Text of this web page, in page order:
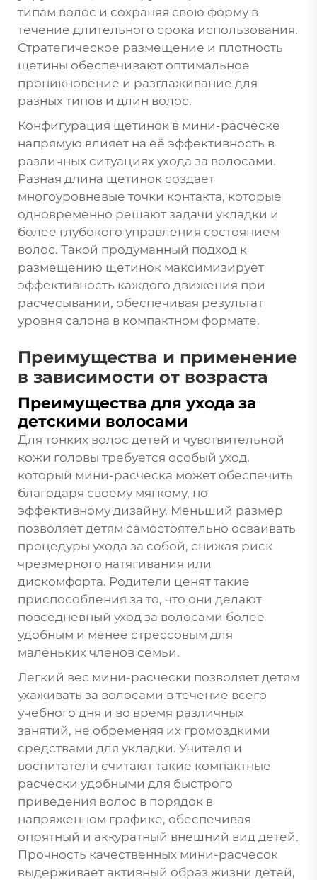
типам волос и сохраняя свою форму в
течение длительного срока использования.
Стратегическое размещение и плотность
щетины обеспечивают оптимальное
проникновение и разглаживание для
разных типов и длин волос.
Конфигурация щетинок в мини-расческе
напрямую влияет на её эффективность в
различных ситуациях ухода за волосами.
Разная длина щетинок создает
многоуровневые точки контакта, которые
одновременно решают задачи укладки и
более глубокого управления состоянием
волос. Такой продуманный подход к
размещению щетинок максимизирует
эффективность каждого движения при
расчесывании, обеспечивая результат
уровня салона в компактном формате.
Преимущества и применение
в зависимости от возраста
Преимущества для ухода за
детскими волосами
Для тонких волос детей и чувствительной
кожи головы требуется особый уход,
который мини-расческа может обеспечить
благодаря своему мягкому, но
эффективному дизайну. Меньший размер
позволяет детям самостоятельно осваивать
процедуры ухода за собой, снижая риск
чрезмерного натягивания или
дискомфорта. Родители ценят такие
приспособления за то, что они делают
повседневный уход за волосами более
удобным и менее стрессовым для
маленьких членов семьи.
Легкий вес мини-расчески позволяет детям
ухаживать за волосами в течение всего
учебного дня и во время различных
занятий, не обременяя их громоздкими
средствами для укладки. Учителя и
воспитатели считают такие компактные
расчески удобными для быстрого
приведения волос в порядок в
напряженном графике, обеспечивая
опрятный и аккуратный внешний вид детей.
Прочность качественных мини-расчесок
выдерживает активный образ жизни детей,